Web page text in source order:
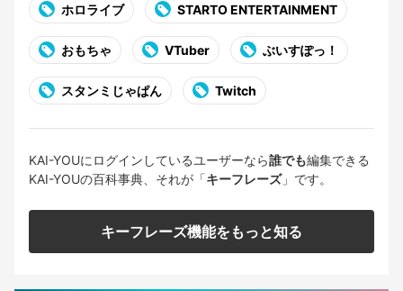
ホロライブ STARTO ENTERTAINMENT
おもちゃ VTuber ぶいすぽっ！
スタンミじゃぱん Twitch
KAI-YOUにログインしているユーザーなら誰でも編集できる
KAI-YOUの百科事典、それが「キーフレーズ」です。
キーフレーズ機能をもっと知る